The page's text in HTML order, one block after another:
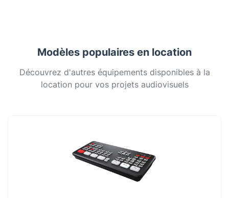
Modèles populaires en location
Découvrez d'autres équipements disponibles à la
location pour vos projets audiovisuels